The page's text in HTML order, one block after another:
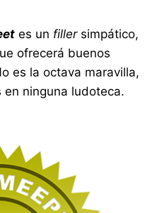
es un filler simpático,
ofrecerá buenos
es la octava maravilla,
ninguna ludoteca.